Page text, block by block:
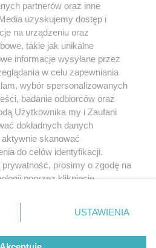
nie może być powielany i
w jakikolwiek sposób (w
na jakimkolwiek polu
włącznie z umieszczaniem w Internecie
praw. Jakiekolwiek użycie lub
lub w części z naruszeniem prawa, tzn.
pod groźbą kary i może być ścigane
O nas
partnerów oraz inne
uzyskujemy dostęp i
na urządzeniu oraz
takie jak unikalne
informacje wysyłane przez
w celu zapewniania
wybór spersonalizowanych
badanie odbiorców oraz
Użytkownika my i Zaufani
dokładnych danych
skanować
do celów identyfikacji.
prosimy o zgodę na
poprzez kliknięcie
przycisk ustawień prywatności
rogu strony
nie wymagają zgody
USTAWIENIA